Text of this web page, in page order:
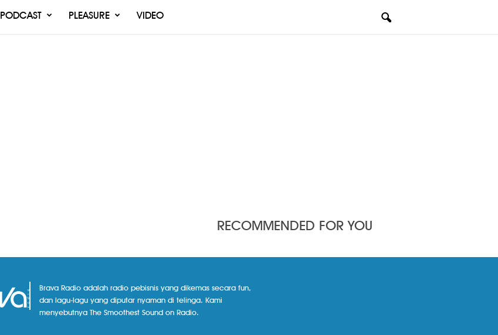
PODCAST PLEASURE VIDEO
RECOMMENDED FOR YOU
Brava Radio adalah radio pebisnis yang dikemas secara fun,
dan lagu-lagu yang diputar nyaman di telinga. Kami
menyebutnya The Smoothest Sound on Radio.